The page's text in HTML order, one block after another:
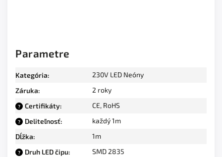
Parametre
Kategória:
230V LED Neóny
Záruka: 2 roky
? Certifikáty: CE, RoHS
? Deliteľnosť:
každý 1m
Dĺžka: 1m
? Druh LED čipu: SMD 2835